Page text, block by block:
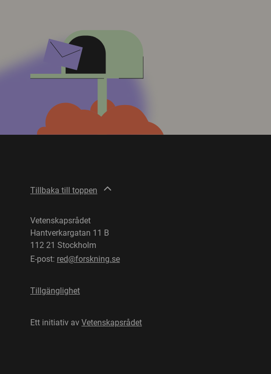
Tillbaka till toppen
Vetenskapsrådet
Hantverkargatan 11 B
112 21 Stockholm
E-post: red@forskning.se
Tillgänglighet
Ett initiativ av Vetenskapsrådet